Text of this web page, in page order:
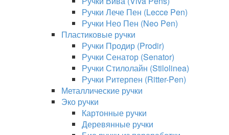
Ручки Лече Пен (Lecce Pen)
Ручки Нео Пен (Neo Pen)
Пластиковые ручки
Ручки Продир (Prodir)
Ручки Сенатор (Senator)
Ручки Стилолайн (Stilolinea)
Ручки Ритерпен (Ritter-Pen)
Металлические ручки
Эко ручки
Картонные ручки
Деревянные ручки